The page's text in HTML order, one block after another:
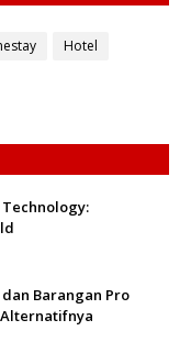
Hotel
Barangan Pro